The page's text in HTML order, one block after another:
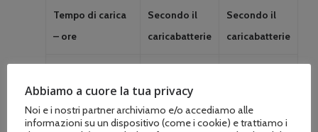
Tempo di carica
– ore
Secondo il
caricabatterie
Secondo il
caricabatterie
2,2 A
Abbiamo a cuore la tua privacy
Noi e i nostri partner archiviamo e/o accediamo alle
informazioni su un dispositivo (come i cookie) e trattiamo i